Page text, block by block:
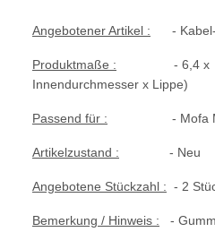
Angebotener Artikel : - Kabel-
Produktmaße : - 6,4 x 9,5
Innendurchmesser x Lippe)
Passend für : - Mofa
Artikelzustand : - Neu
Angebotene Stückzahl : - 2
Bemerkung / Hinweis : -